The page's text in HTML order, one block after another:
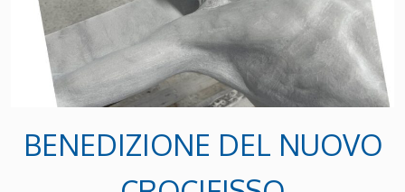
BENEDIZIONE DEL NUOVO